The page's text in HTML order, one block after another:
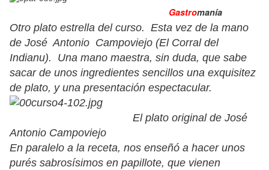
Gastromanía
Otro plato estrella del curso. Esta vez de la mano
de José Antonio Campoviejo (El Corral del
Indianu). Una mano maestra, sin duda, que sabe
sacar de unos ingredientes sencillos una exquisitez
de plato, y una presentación espectacular.
El plato original de José
Antonio Campoviejo
En paralelo a la receta, nos enseñó a hacer unos
purés sabrosísimos en papillote, que vienen